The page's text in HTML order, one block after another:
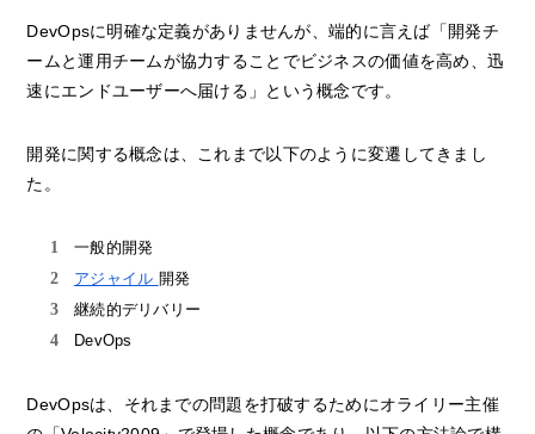
DevOpsに明確な定義がありませんが、端的に言えば「開発チ
ームと運用チームが協力することでビジネスの価値を高め、迅
速にエンドユーザーへ届ける」という概念です。
開発に関する概念は、これまで以下のように変遷してきまし
た。
一般的開発
アジャイル 開発
継続的デリバリー
DevOps
DevOpsは、それまでの問題を打破するためにオライリー主催